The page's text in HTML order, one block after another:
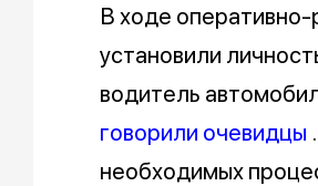
В ходе оперативно-
установили
водитель
говорили очевидцы
необходимых